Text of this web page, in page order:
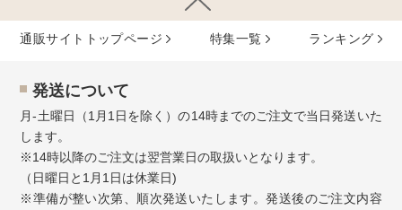
通販サイトトップページ 特集⼀覧 ランキング
発送について
月-土曜日（1月1日を除く）の14時までのご注文で当日発送いた
します。
※14時以降のご注文は翌営業日の取扱いとなります。
（日曜日と1月1日は休業日)
※準備が整い次第、順次発送いたします。発送後のご注文内容